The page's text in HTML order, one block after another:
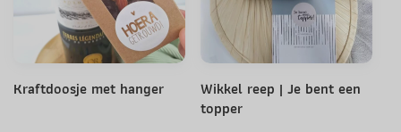
Kraftdoosje met hanger
Wikkel reep | Je bent een
topper